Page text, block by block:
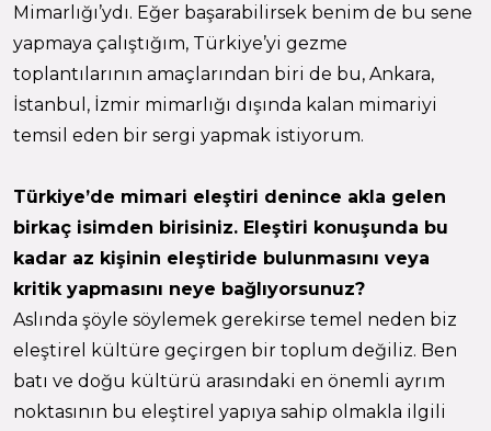
Mimarlığı’ydı. Eğer başarabilirsek benim de bu sene
yapmaya çalıştığım, Türkiye’yi gezme
toplantılarının amaçlarından biri de bu, Ankara,
İstanbul, İzmir mimarlığı dışında kalan mimariyi
temsil eden bir sergi yapmak istiyorum.
Türkiye’de mimari eleştiri denince akla gelen
birkaç isimden birisiniz. Eleştiri konuşunda bu
kadar az kişinin eleştiride bulunmasını veya
kritik yapmasını neye bağlıyorsunuz?
Aslında şöyle söylemek gerekirse temel neden biz
eleştirel kültüre geçirgen bir toplum değiliz. Ben
batı ve doğu kültürü arasındaki en önemli ayrım
noktasının bu eleştirel yapıya sahip olmakla ilgili